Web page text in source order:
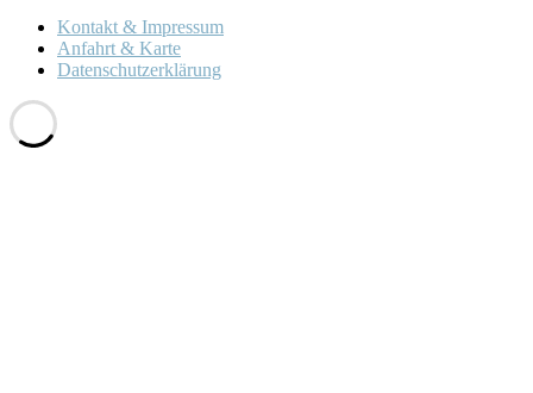
Kontakt & Impressum
Anfahrt & Karte
Datenschutzerklärung